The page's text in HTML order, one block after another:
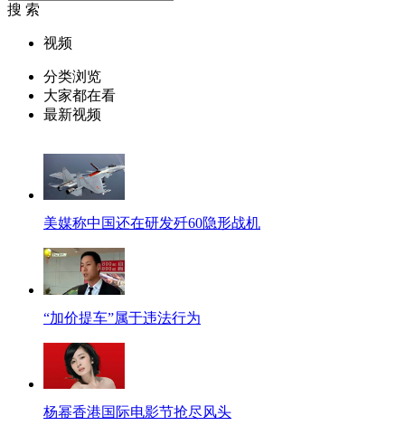
搜 索
视频
分类浏览
大家都在看
最新视频
美媒称中国还在研发歼60隐形战机
“加价提车”属于违法行为
杨幂香港国际电影节抢尽风头